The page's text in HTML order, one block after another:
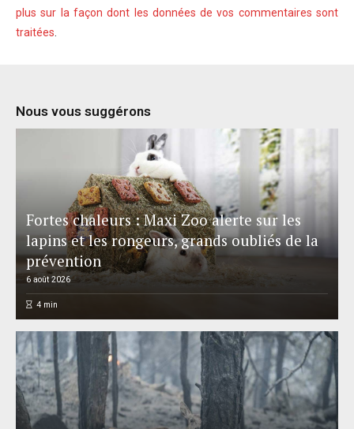
plus sur la façon dont les données de vos commentaires sont
traitées
Nous vous suggérons
Fortes chaleurs : Maxi Zoo alerte sur les
lapins et les rongeurs, grands oubliés de la
prévention
6 août 2026
4min